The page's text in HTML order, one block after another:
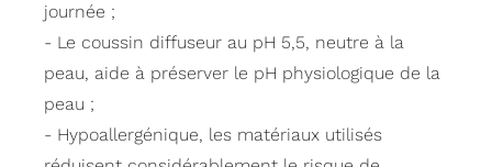
journée ;
- Le coussin diffuseur au pH 5,5, neutre à la
peau, aide à préserver le pH physiologique de la
peau ;
- Hypoallergénique, les matériaux utilisés